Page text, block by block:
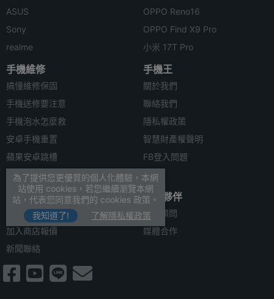
ASUS
Sony
realme
OPPO Reno16
OPPO Find X9 Pro
小米 17T Pro
手機維修
搞懂維修保固
手機送修要注意
手機泡水怎麼救
安卓手機重置
蘋果安卓跳槽
安卓資料轉移
手機王
關於我們
聯絡我們
隱私權政策
智慧財產權聲明
FB登入問題
合作聯絡
廣告刊登
加入商店報價
新聞聯絡
合作夥伴
法律顧問
媒體合作
為了提供您更優質的個人化體驗，本網
站使用 cookies，若您繼續瀏覽本網
站，代表您同意我們的 cookies 政策。
我知道了!
了解隱私權政策